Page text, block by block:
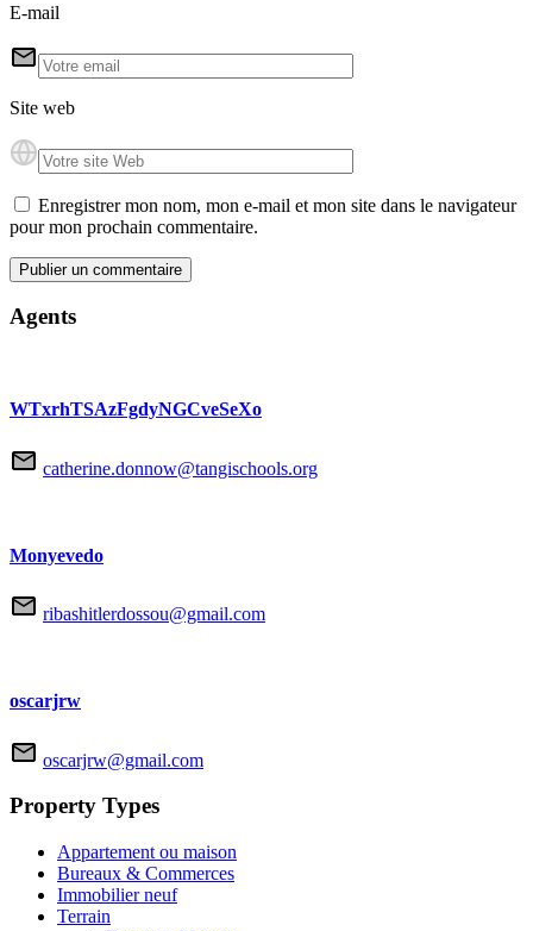
E-mail
Site web
Enregistrer mon nom, mon e-mail et mon site dans le navigateur
pour mon prochain commentaire.
Agents
WTxrhTSAzFgdyNGCveSeXo
catherine.donnow@tangischools.org
Monyevedo
ribashitlerdossou@gmail.com
oscarjrw
oscarjrw@gmail.com
Property Types
Appartement ou maison
Bureaux & Commerces
Immobilier neuf
Terrain